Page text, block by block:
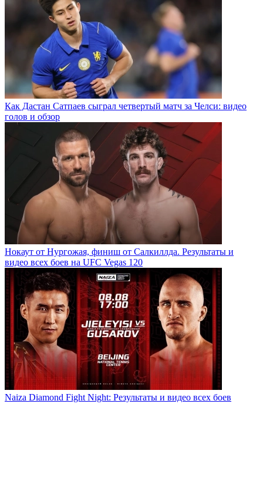
Как Дастан Сатпаев сыграл четвертый матч за Челси: видео
голов и обзор
Нокаут от Нургожая, финиш от Салкиллда. Результаты и
видео всех боев на UFC Vegas 120
Naiza Diamond Fight Night: Результаты и видео всех боев